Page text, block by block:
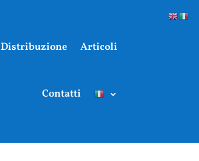
Distribuzione Articoli
Contatti